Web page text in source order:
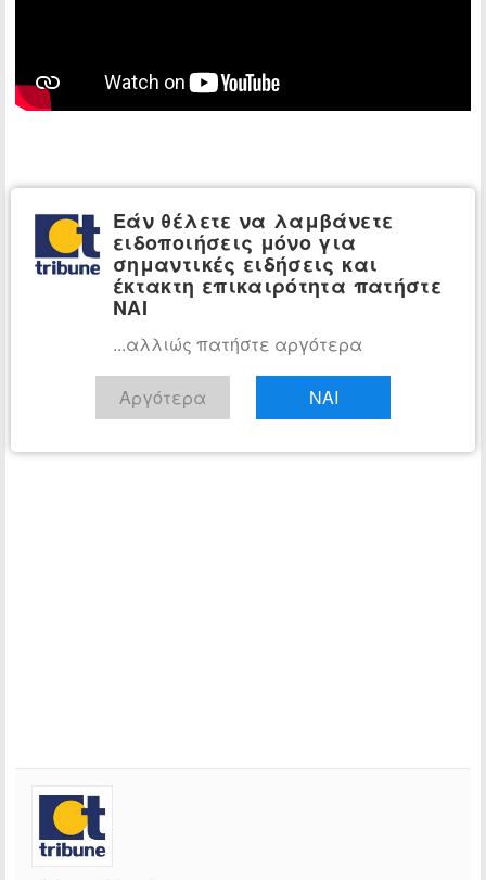
Εάν θέλετε να λαμβάνετε
ειδοποιήσεις μόνο για
σημαντικές ειδήσεις και
έκτακτη επικαιρότητα πατήστε
ΝΑΙ
...αλλιώς πατήστε αργότερα
Αργότερα ΝΑΙ